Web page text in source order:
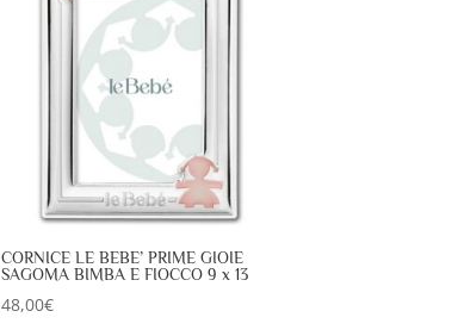
CORNICE LE BEBE’ PRIME GIOIE
SAGOMA BIMBA E FIOCCO 9 x 13
48,00€